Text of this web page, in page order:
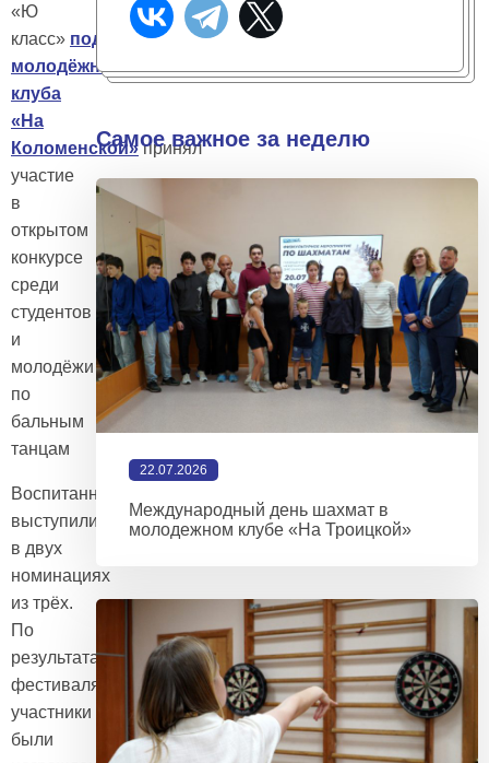
«Ю
класс» подростково-
молодёжного
клуба
«На
Коломенской»принял
участие
в
открытом
конкурсе
среди
студентов
и
молодёжи
по
бальным
танцам
Воспитанники
выступили
в двух
номинациях
из трёх.
По
результатам
фестиваля
участники
были
Самое важное за неделю
22.07.2026
Международный день шахмат в
молодежном клубе «На Троицкой»